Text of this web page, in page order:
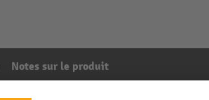
Notes sur le produit